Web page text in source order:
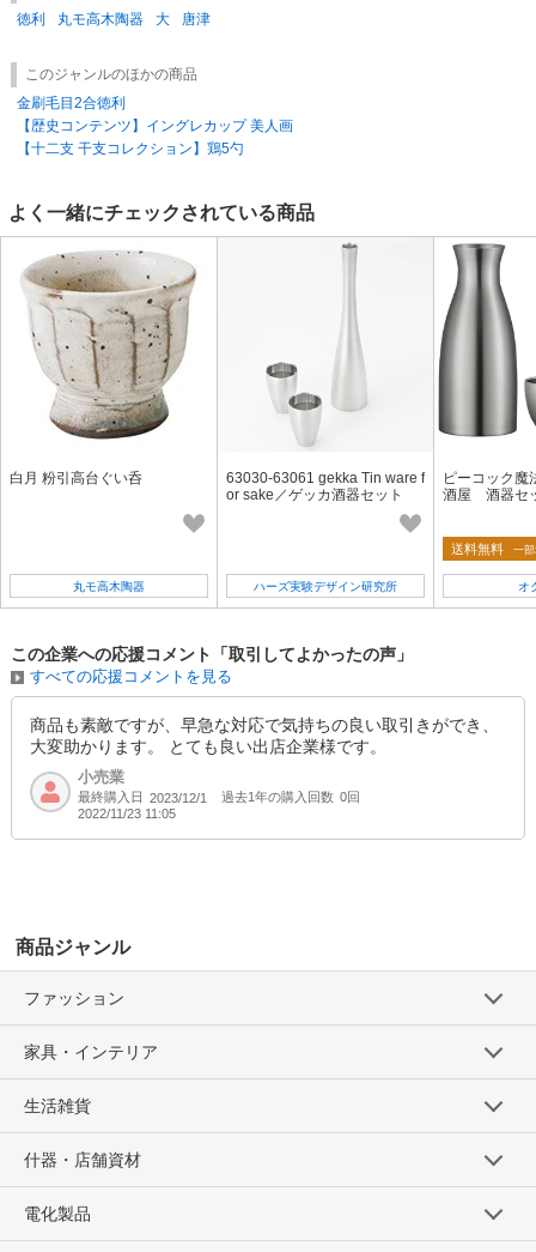
徳利 丸モ高木陶器 大 唐津
このジャンルのほかの商品
金刷毛目2合徳利
【歴史コンテンツ】イングレカップ 美人画
【十二支 干支コレクション】鶏5勺
よく一緒にチェックされている商品
白月 粉引高台ぐい呑
丸モ高木陶器
63030-63061 gekka Tin ware f
or sake／ゲッカ酒器セット
ハーズ実験デザイン研究所
ピーコック
酒屋 酒器
送料無料 一
オ
この企業への応援コメント「取引してよかったの声」
すべての応援コメントを見る
商品も素敵ですが、早急な対応で気持ちの良い取引きができ、
大変助かります。 とても良い出店企業様です。
小売業
最終購入日 2023/12/1 過去1年の購入回数 0回
2022/11/23 11:05
商品ジャンル
ファッション
家具・インテリア
生活雑貨
什器・店舗資材
電化製品